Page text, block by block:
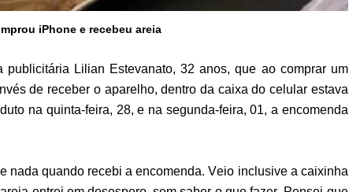
iPhone e recebeu areia
Lilian Estevanato, 32 anos, que ao comprar um
de receber o aparelho, dentro da caixa do celular estava
na quinta-feira, 28, e na segunda-feira, 01, a encomenda
nada quando recebi a encomenda. Veio inclusive a caixinha